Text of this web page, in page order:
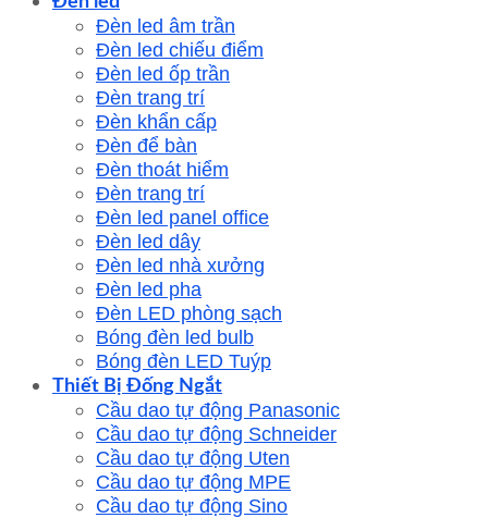
Đèn led âm trần
Đèn led chiếu điểm
Đèn led ốp trần
Đèn trang trí
Đèn khẩn cấp
Đèn để bàn
Đèn thoát hiểm
Đèn trang trí
Đèn led panel office
Đèn led dây
Đèn led nhà xưởng
Đèn led pha
Đèn LED phòng sạch
Bóng đèn led bulb
Bóng đèn LED Tuýp
Thiết Bị Đống Ngắt
Cầu dao tự động Panasonic
Cầu dao tự động Schneider
Cầu dao tự động Uten
Cầu dao tự động MPE
Cầu dao tự động Sino